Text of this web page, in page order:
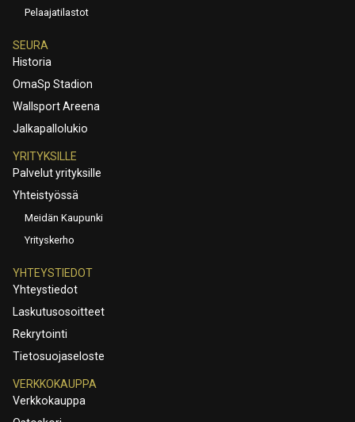
Pelaajatilastot
SEURA
Historia
OmaSp Stadion
Wallsport Areena
Jalkapallolukio
YRITYKSILLE
Palvelut yrityksille
Yhteistyössä
Meidän Kaupunki
Yrityskerho
YHTEYSTIEDOT
Yhteystiedot
Laskutusosoitteet
Rekrytointi
Tietosuojaseloste
VERKKOKAUPPA
Verkkokauppa